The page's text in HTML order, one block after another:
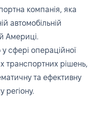
компанія, яка
автомобільній
Америці.
сфері операційної
транспортних рішень,
та ефективну
регіону.